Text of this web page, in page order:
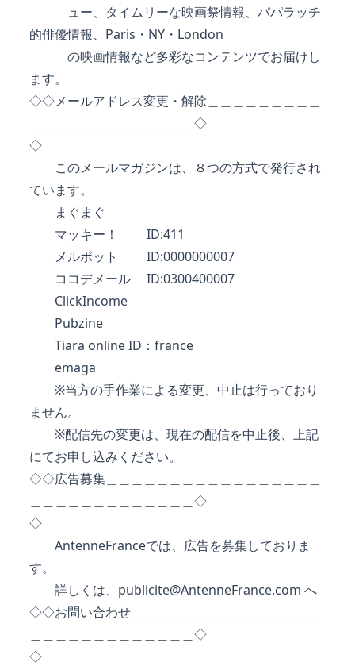
ュー、タイムリーな映画祭情報、パパラッチ
的俳優情報、Paris・NY・London
の映画情報など多彩なコンテンツでお届けし
ます。
◇◇メールアドレス変更・解除＿＿＿＿＿＿＿＿＿
＿＿＿＿＿＿＿＿＿＿＿＿＿◇
◇
このメールマガジンは、８つの方式で発行され
ています。
まぐまぐ
マッキー！ ID:411
メルポット ID:0000000007
ココデメール ID:0300400007
ClickIncome
Pubzine
Tiara online ID：france
emaga
※当方の手作業による変更、中止は行っており
ません。
※配信先の変更は、現在の配信を中止後、上記
にてお申し込みください。
◇◇広告募集＿＿＿＿＿＿＿＿＿＿＿＿＿＿＿＿＿
＿＿＿＿＿＿＿＿＿＿＿＿＿◇
◇
AntenneFranceでは、広告を募集しておりま
す。
詳しくは、 publicite@AntenneFrance.com へ
◇◇お問い合わせ＿＿＿＿＿＿＿＿＿＿＿＿＿＿＿
＿＿＿＿＿＿＿＿＿＿＿＿＿◇
◇